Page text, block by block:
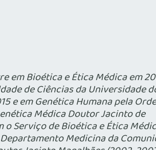
em Bioética e Ética Médica em
de Ciências da Universidade
e em Genética Humana pela
Médica Doutor Jacinto de
Serviço de Bioética e Ética
Medicina da